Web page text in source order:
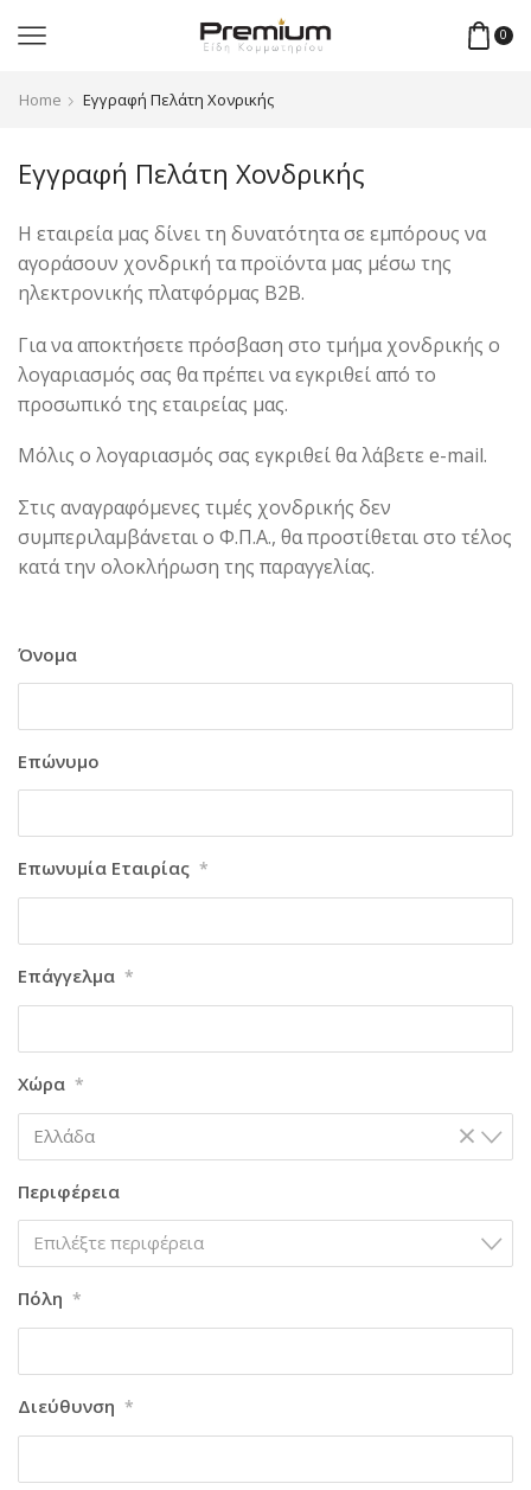
0
Home Εγγραφή Πελάτη Χονρικής
Εγγραφή Πελάτη Χονδρικής
Η εταιρεία μας δίνει τη δυνατότητα σε εμπόρους να
αγοράσουν χονδρική τα προϊόντα μας μέσω της
ηλεκτρονικής πλατφόρμας Β2Β.
Για να αποκτήσετε πρόσβαση στο τμήμα χονδρικής ο
λογαριασμός σας θα πρέπει να εγκριθεί από το
προσωπικό της εταιρείας μας.
Μόλις ο λογαριασμός σας εγκριθεί θα λάβετε e-mail.
Στις αναγραφόμενες τιμές χονδρικής δεν
συμπεριλαμβάνεται ο Φ.Π.Α., θα προστίθεται στο τέλος
κατά την ολοκλήρωση της παραγγελίας.
Όνομα
Επώνυμο
Επωνυμία Εταιρίας *
Επάγγελμα *
Χώρα *
×
Ελλάδα
Περιφέρεια
Επιλέξτε περιφέρεια
Πόλη *
Διεύθυνση *